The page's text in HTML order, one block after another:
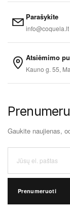
Parašykite
info@coquela.lt
Atsiėmimo
Kauno g. 55,
Gaukite naujienas,
Prenumeruoti